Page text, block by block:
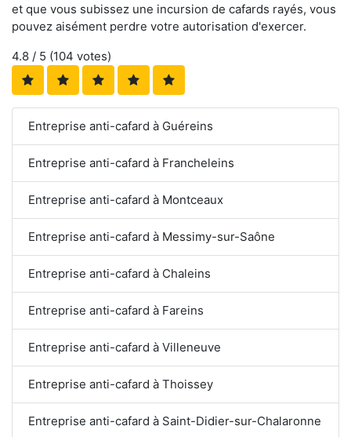
et que vous subissez une incursion de cafards rayés, vous
pouvez aisément perdre votre autorisation d'exercer.
4.8 / 5 (104 votes)
Entreprise anti-cafard à Guéreins
Entreprise anti-cafard à Francheleins
Entreprise anti-cafard à Montceaux
Entreprise anti-cafard à Messimy-sur-Saône
Entreprise anti-cafard à Chaleins
Entreprise anti-cafard à Fareins
Entreprise anti-cafard à Villeneuve
Entreprise anti-cafard à Thoissey
Entreprise anti-cafard à Saint-Didier-sur-Chalaronne